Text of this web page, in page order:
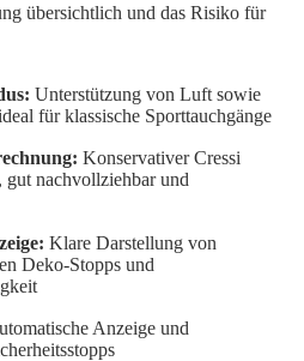
übersichtlich und das Risiko für
Unterstützung von Luft sowie
für klassische Sporttauchgänge
Konservativer Cressi
nachvollziehbar und
Klare Darstellung von
Deko-Stopps und
Anzeige und